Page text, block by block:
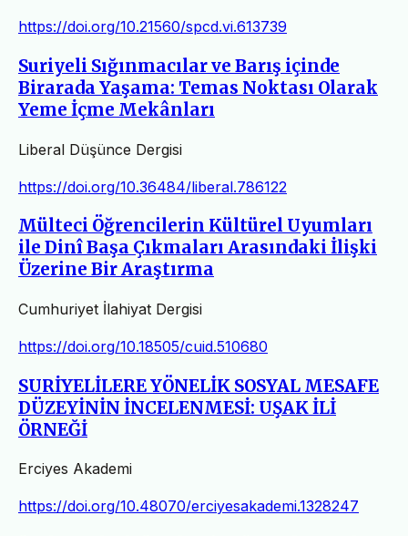
https://doi.org/10.21560/spcd.vi.613739
Suriyeli Sığınmacılar ve Barış içinde
Birarada Yaşama: Temas Noktası Olarak
Yeme İçme Mekânları
Liberal Düşünce Dergisi
https://doi.org/10.36484/liberal.786122
Mülteci Öğrencilerin Kültürel Uyumları
ile Dinî Başa Çıkmaları Arasındaki İlişki
Üzerine Bir Araştırma
Cumhuriyet İlahiyat Dergisi
https://doi.org/10.18505/cuid.510680
SURİYELİLERE YÖNELİK SOSYAL MESAFE
DÜZEYİNİN İNCELENMESİ: UŞAK İLİ
ÖRNEĞİ
Erciyes Akademi
https://doi.org/10.48070/erciyesakademi.1328247